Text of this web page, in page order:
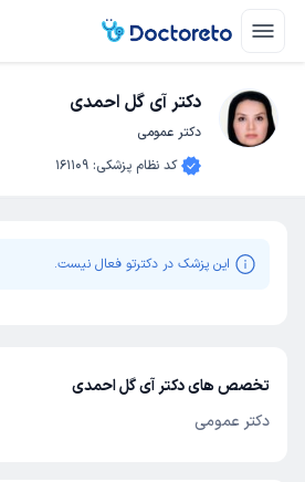
دکتر آی گل احمدی
دکتر عمومی
کد نظام پزشکی:
161109
این پزشک در دکترتو فعال نیست.
تخصص های دکتر آی گل احمدی
دکتر عمومی